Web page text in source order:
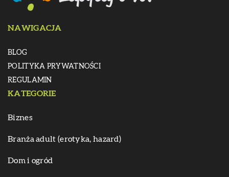
NAWIGACJA
BLOG
POLITYKA PRYWATNOŚCI
REGULAMIN
KATEGORIE
Biznes
Branża adult (erotyka, hazard)
Dom i ogród